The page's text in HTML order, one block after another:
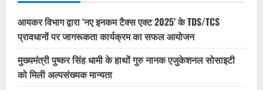
आयकर विभाग द्वारा ‘नए इनकम टैक्स एक्ट 2025’ के TDS/TCS
प्रावधानों पर जागरूकता कार्यक्रम का सफल आयोजन
मुख्यमंत्री पुष्कर सिंह धामी के हाथों गुरु नानक एजुकेशनल सोसाइटी
को मिली अल्पसंख्यक मान्यता